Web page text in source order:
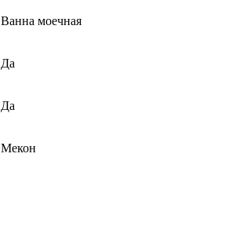
Ванна моечная
Да
Да
Мекон